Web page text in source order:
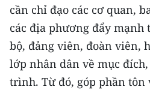
THỜI NAY
NHÂN DÂN CUỐI TUẦN
NHÂN DÂN HẰNG THÁNG
cần chỉ đạo các cơ quan,
các địa phương đẩy mạnh
bộ, đảng viên, đoàn viên,
lớp nhân dân về mục
trình. Từ đó, góp phần